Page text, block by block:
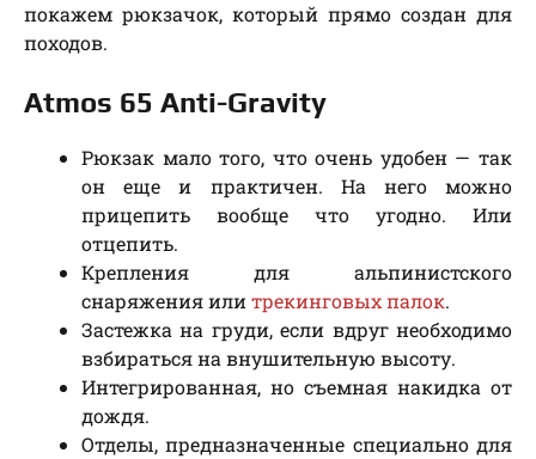
покажем рюкзачок, который прямо создан для
походов.
Atmos 65 Anti-Gravity
Рюкзак мало того, что очень удобен — так
он еще и практичен. На него можно
прицепить вообще что угодно. Или
отцепить.
Крепления для альпинистского
снаряжения или трекинговых палок.
Застежка на груди, если вдруг необходимо
взбираться на внушительную высоту.
Интегрированная, но съемная накидка от
дождя.
Отделы, предназначенные специально для